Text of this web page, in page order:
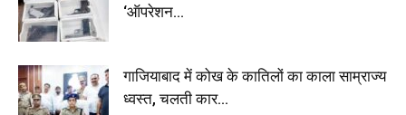
‘ऑपरेशन...
गाजियाबाद में कोख के कातिलों का काला साम्राज्य
ध्वस्त, चलती कार...